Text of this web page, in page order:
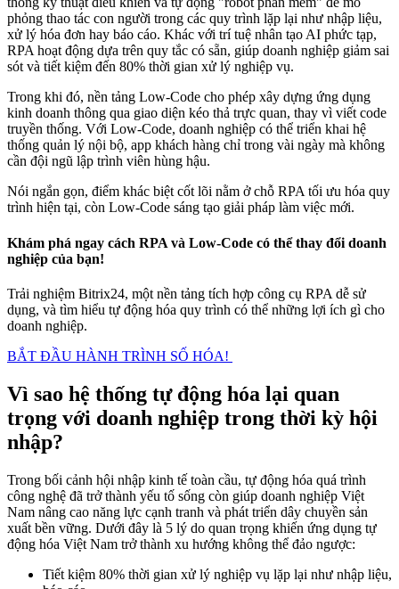
phỏng thao tác con người trong các quy trình lặp lại như nhập liệu,
xử lý hóa đơn hay báo cáo. Khác với trí tuệ nhân tạo AI phức tạp,
RPA hoạt động dựa trên quy tắc có sẵn, giúp doanh nghiệp giảm sai
sót và tiết kiệm đến 80% thời gian xử lý nghiệp vụ.
Trong khi đó, nền tảng Low-Code cho phép xây dựng ứng dụng
kinh doanh thông qua giao diện kéo thả trực quan, thay vì viết code
truyền thống. Với Low-Code, doanh nghiệp có thể triển khai hệ
thống quản lý nội bộ, app khách hàng chỉ trong vài ngày mà không
cần đội ngũ lập trình viên hùng hậu.
Nói ngắn gọn, điểm khác biệt cốt lõi nằm ở chỗ RPA tối ưu hóa quy
trình hiện tại, còn Low-Code sáng tạo giải pháp làm việc mới.
Khám phá ngay cách RPA và Low-Code có thể thay đổi doanh
nghiệp của bạn!
Trải nghiệm Bitrix24, một nền tảng tích hợp công cụ RPA dễ sử
dụng, và tìm hiểu tự động hóa quy trình có thể những lợi ích gì cho
doanh nghiệp.
BẮT ĐẦU HÀNH TRÌNH SỐ HÓA!
Vì sao hệ thống tự động hóa lại quan
trọng với doanh nghiệp trong thời kỳ hội
nhập?
Trong bối cảnh hội nhập kinh tế toàn cầu, tự động hóa quá trình
công nghệ đã trở thành yếu tố sống còn giúp doanh nghiệp Việt
Nam nâng cao năng lực cạnh tranh và phát triển dây chuyền sản
xuất bền vững. Dưới đây là 5 lý do quan trọng khiến ứng dụng tự
động hóa Việt Nam trở thành xu hướng không thể đảo ngược:
Tiết kiệm 80% thời gian xử lý nghiệp vụ lặp lại như nhập liệu,